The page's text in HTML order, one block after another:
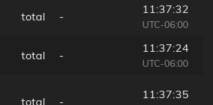
total -
11:37:32
UTC-06:00
total -
11:37:24
UTC-06:00
total -
11:37:35